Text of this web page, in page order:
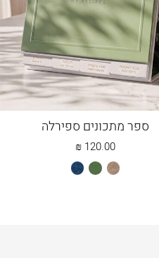
ספר מתכונים ספירלה
120.00
₪
חום ירוק2 כחול